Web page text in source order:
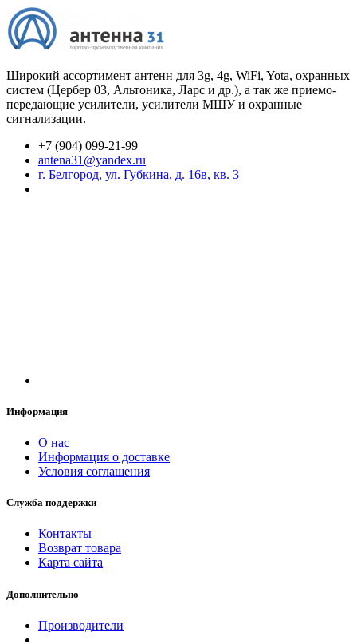
Широкий ассортимент антенн для 3g, 4g, WiFi, Yota, охранных
систем (Цербер 03, Альтоника, Ларс и др.), а так же приемо-
передающие усилители, усилители МШУ и охранные
сигнализации.
+7 (904) 099-21-99
antena31@yandex.ru
г. Белгород, ул. Губкина, д. 16в, кв. 3
Информация
О нас
Информация о доставке
Условия соглашения
Служба поддержки
Контакты
Возврат товара
Карта сайта
Дополнительно
Производители